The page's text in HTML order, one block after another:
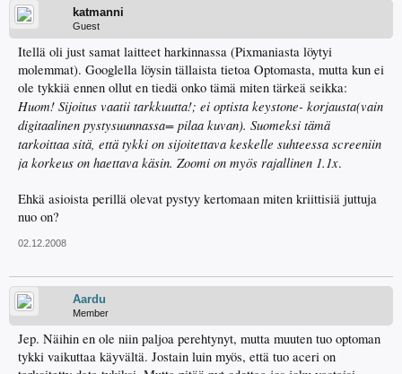
katmanni
Guest
Itellä oli just samat laitteet harkinnassa (Pixmaniasta löytyi
molemmat). Googlella löysin tällaista tietoa Optomasta, mutta kun ei
ole tykkiä ennen ollut en tiedä onko tämä miten tärkeä seikka:
Huom! Sijoitus vaatii tarkkuutta!; ei optista keystone- korjausta(vain
digitaalinen pystysuunnassa= pilaa kuvan). Suomeksi tämä
tarkoittaa sitä, että tykki on sijoitettava keskelle suhteessa screeniin
ja korkeus on haettava käsin. Zoomi on myös rajallinen 1.1x.
Ehkä asioista perillä olevat pystyy kertomaan miten kriittisiä juttuja
nuo on?
02.12.2008
Aardu
Member
Jep. Näihin en ole niin paljoa perehtynyt, mutta muuten tuo optoman
tykki vaikuttaa käyvältä. Jostain luin myös, että tuo aceri on